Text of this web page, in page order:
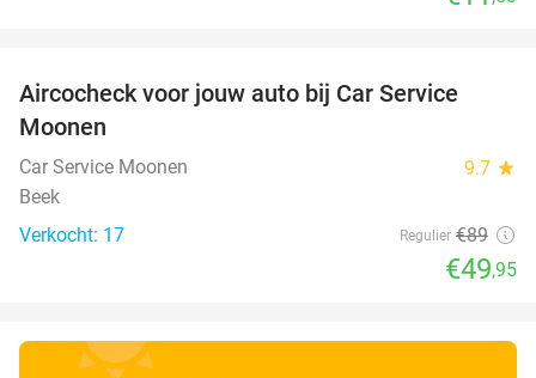
Aircocheck voor jouw auto bij Car Service
Moonen
Car Service Moonen 9.7 star
Beek
Verkocht: 17
Regulier €89
€49,95